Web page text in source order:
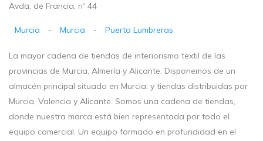
Avda. de Francia, nº 44
Murcia - Murcia - Puerto Lumbreras
La mayor cadena de tiendas de interiorismo textil de las
provincias de Murcia, Almería y Alicante. Disponemos de un
almacén principal situado en Murcia, y tiendas distribuidas por
Murcia, Valencia y Alicante. Somos una cadena de tiendas,
donde nuestra marca está bien representada por todo el
equipo comercial. Un equipo formado en profundidad en el